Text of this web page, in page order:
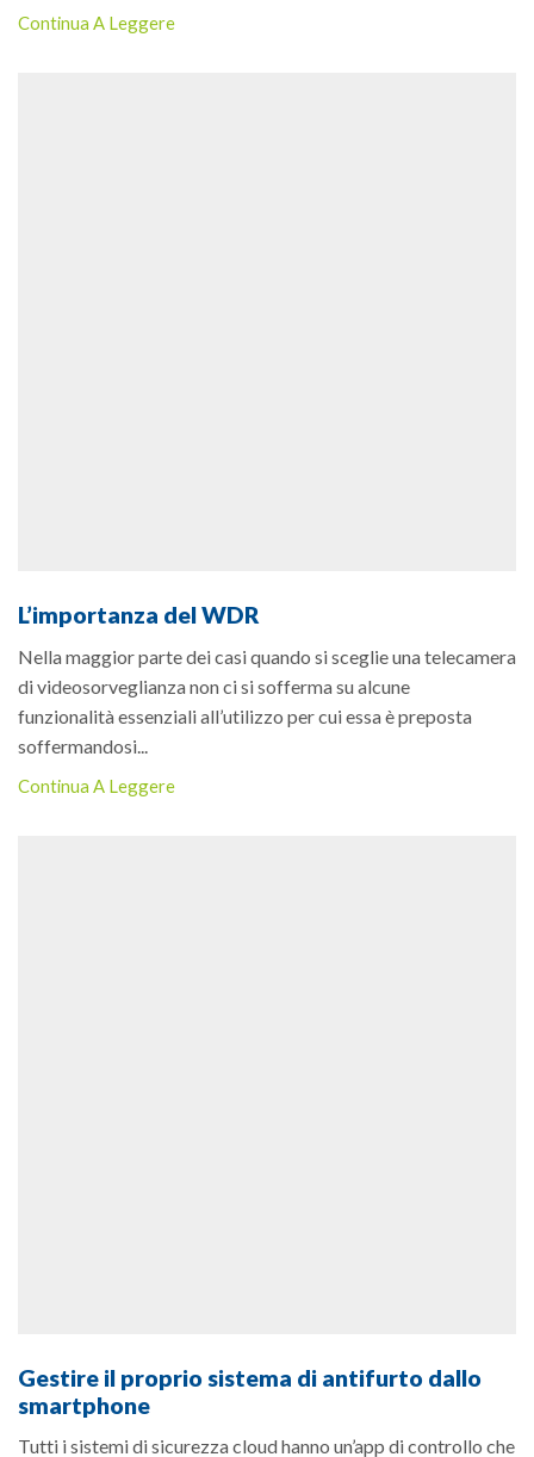
Continua A Leggere
L’importanza del WDR
Nella maggior parte dei casi quando si sceglie una telecamera
di videosorveglianza non ci si sofferma su alcune
funzionalità essenziali all’utilizzo per cui essa è preposta
soffermandosi...
Continua A Leggere
Gestire il proprio sistema di antifurto dallo
smartphone
Tutti i sistemi di sicurezza cloud hanno un’app di controllo che